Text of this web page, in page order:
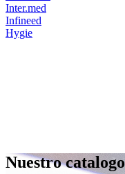
Inter.med
Infineed
Hygie
Nuestro catalogo